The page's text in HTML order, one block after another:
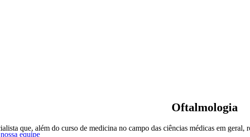
equipe
Oftalmologia
que, além do curso de medicina no campo das ciências médicas em